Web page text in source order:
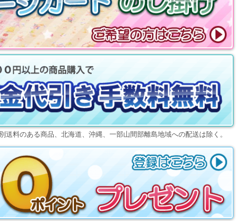
送料のある商品、北海道、沖縄、一部山間部離島地域への配送は除く。